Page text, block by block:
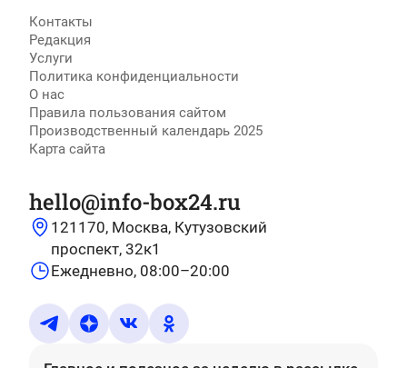
Контакты
Редакция
Услуги
Политика конфиденциальности
О нас
Правила пользования сайтом
Производственный календарь 2025
Карта сайта
hello@info-box24.ru
121170, Москва, Кутузовский
проспект, 32к1
Ежедневно, 08:00–20:00